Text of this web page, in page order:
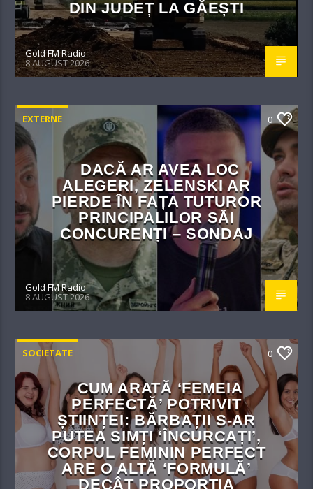
DIN JUDEȚ LA GĂEȘTI
Gold FM Radio
8 AUGUST 2026
EXTERNE 0
DACĂ AR AVEA LOC
ALEGERI, ZELENSKI AR
PIERDE ÎN FAȚA TUTUROR
PRINCIPALILOR SĂI
CONCURENȚI – SONDAJ
Gold FM Radio
8 AUGUST 2026
SOCIETATE 0
CUM ARATĂ ‘FEMEIA
PERFECTĂ’ POTRIVIT
ȘTIINȚEI: BĂRBAȚII S-AR
PUTEA SIMȚI ‘ÎNCURCAȚI’,
CORPUL FEMININ PERFECT
ARE O ALTĂ ‘FORMULĂ’
DECÂT PROPORȚIA